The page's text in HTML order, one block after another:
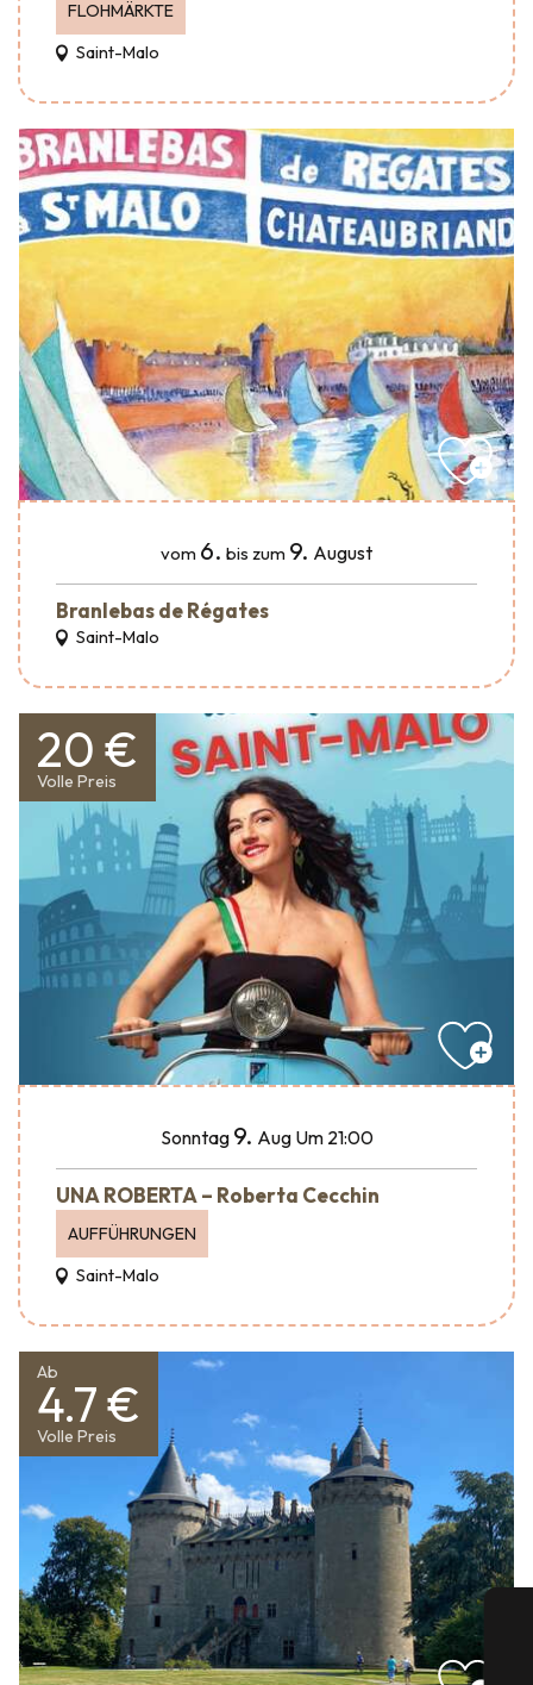
FLOHMÄRKTE
Saint-Malo
vom 6. bis zum 9. August
Branlebas de Régates
Saint-Malo
20 €
Volle Preis
Sonntag 9. Aug Um 21:00
UNA ROBERTA – Roberta Cecchin
AUFFÜHRUNGEN
Saint-Malo
Ab
4.7 €
Volle Preis